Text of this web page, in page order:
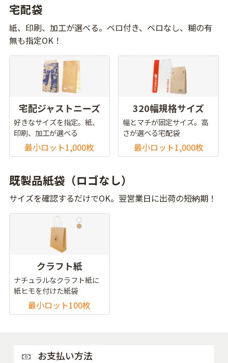
宅配袋
紙、印刷、加工が選べる。ベロ付き、ベロなし、糊の有
無も指定OK！
宅配ジャストニーズ
好きなサイズを指定。紙、
印刷、加工が選べる
最小ロット1,000枚
320幅規格サイズ
幅とマチが固定サイズ。高
さが選べる宅配袋
最小ロット1,000枚
既製品紙袋（ロゴなし）
サイズを確認するだけでOK。翌営業日に出荷の短納期！
クラフト紙
ナチュラルなクラフト紙に
紙ヒモを付けた紙袋
最小ロット100枚
お支払い方法